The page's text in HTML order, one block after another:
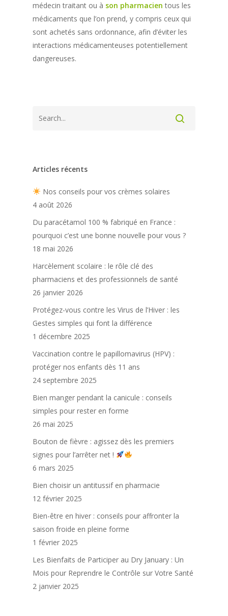
médecin traitant ou à son pharmacien tous les
médicaments que l’on prend, y compris ceux qui
sont achetés sans ordonnance, afin d’éviter les
interactions médicamenteuses potentiellement
dangereuses.
Articles récents
Nos conseils pour vos crèmes solaires
4 août 2026
Du paracétamol 100 % fabriqué en France :
pourquoi c’est une bonne nouvelle pour vous ?
18 mai 2026
Harcèlement scolaire : le rôle clé des
pharmaciens et des professionnels de santé
26 janvier 2026
Protégez-vous contre les Virus de l’Hiver : les
Gestes simples qui font la différence
1 décembre 2025
Vaccination contre le papillomavirus (HPV) :
protéger nos enfants dès 11 ans
24 septembre 2025
Bien manger pendant la canicule : conseils
simples pour rester en forme
26 mai 2025
Bouton de fièvre : agissez dès les premiers
signes pour l’arrêter net !
6 mars 2025
Bien choisir un antitussif en pharmacie
12 février 2025
Bien-être en hiver : conseils pour affronter la
saison froide en pleine forme
1 février 2025
Les Bienfaits de Participer au Dry January : Un
Mois pour Reprendre le Contrôle sur Votre Santé
2 janvier 2025